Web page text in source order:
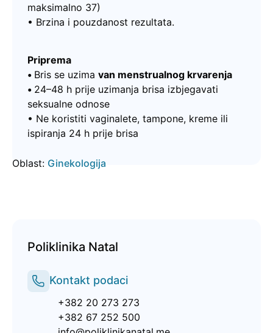
maksimalno 37)
• Brzina i pouzdanost rezultata.
Priprema
• Bris se uzima van menstrualnog krvarenja
• 24–48 h prije uzimanja brisa izbjegavati
seksualne odnose
• Ne koristiti vaginalete, tampone, kreme ili
ispiranja 24 h prije brisa
Oblast: Ginekologija
Poliklinika Natal
Kontakt podaci
+382 20 273 273
+382 67 252 500